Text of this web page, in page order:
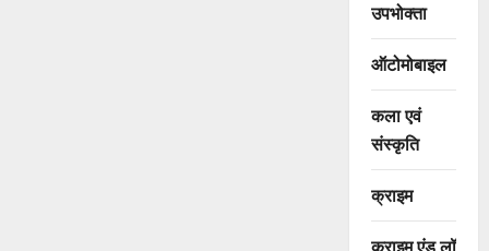
उपभोक्ता
ऑटोमोबाइल
कला एवं
संस्कृति
क्राइम